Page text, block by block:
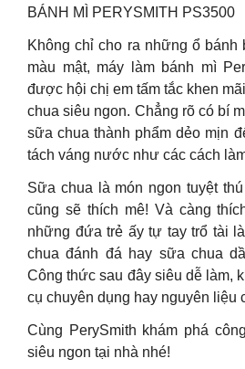
BÁNH MÌ PERYSMITH PS3500
Không chỉ cho ra những ổ
màu mật, máy làm bánh mì
được hội chị em tấm tắc khen
chua siêu ngon. Chẳng rõ có bí
sữa chua thành phẩm dẻo mịn
tách váng nước như các cách
Sữa chua là món ngon tuyệt
cũng sẽ thích mê! Và càng
những đứa trẻ ấy tự tay trổ tài
chua đánh đá hay sữa chua
Công thức sau đây siêu dễ làm,
cụ chuyên dụng hay nguyên liệu
Cùng PerySmith khám phá
siêu ngon tại nhà nhé!